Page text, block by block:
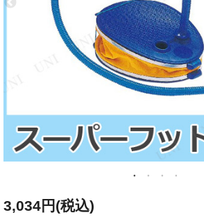
3,034円(税込)